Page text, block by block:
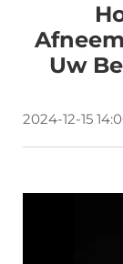
Uw
2024-12-15